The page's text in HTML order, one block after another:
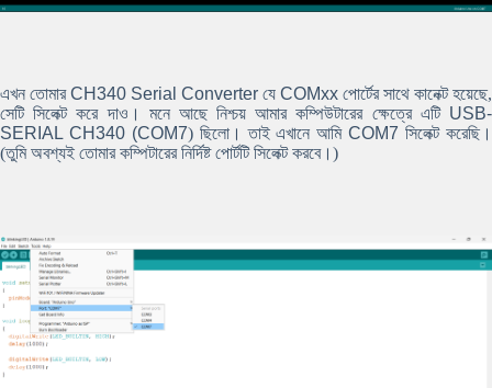
এখন তোমারCH340 Serial Converter যে COMxx পোর্টের সাথে কানেক্ট হয়েছে,
সেটি সিলেক্ট করে দাও। মনে আছে নিশ্চয় আমার কম্পিউটারের ক্ষেত্রে এটি USB-
SERIAL CH340 (COM7) ছিলো। তাই এখানে আমিCOM7 সিলেক্ট করেছি।
(তুমি অবশ্যই তোমার কম্পিটারের নির্দিষ্ট পোর্টটি সিলেক্ট করবে।)